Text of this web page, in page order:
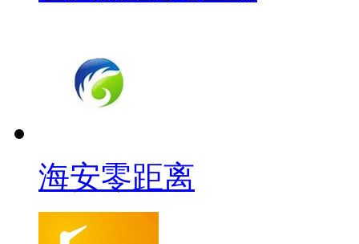
海安零距离